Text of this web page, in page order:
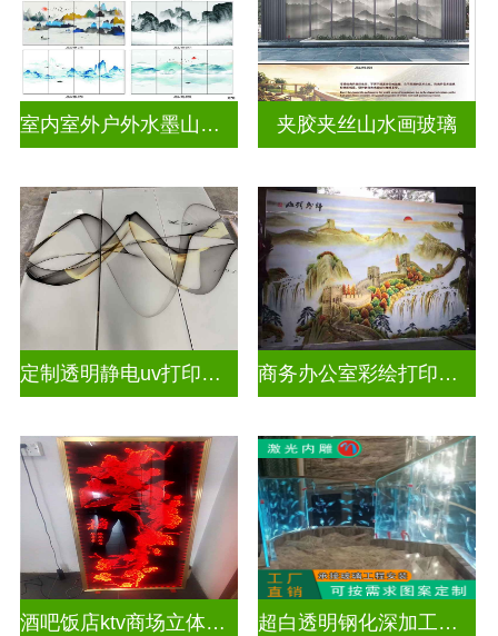
室内室外户外水墨山水画玻璃 夹胶夹丝山水画玻璃
定制透明静电uv打印玻璃 商务办公室彩绘打印玻璃
酒吧饭店ktv商场立体激光内雕屏风 超白透明钢化深加工激光内雕精雕